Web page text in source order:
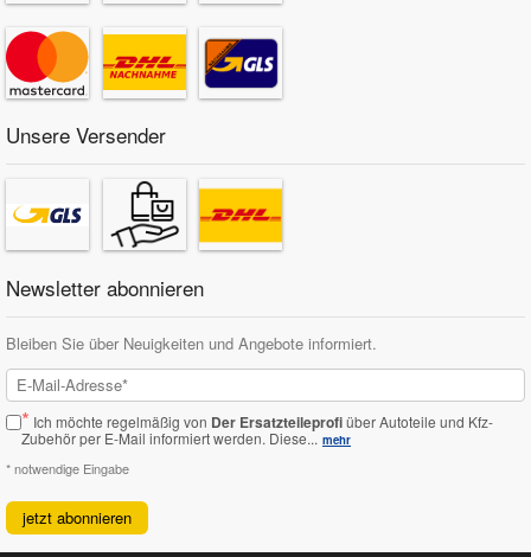
Unsere Versender
Newsletter abonnieren
Bleiben Sie über Neuigkeiten und Angebote informiert.
* Ich möchte regelmäßig von Der Ersatzteileprofiüber Autoteile und Kfz-
Zubehör per E-Mail informiert werden. Diese... mehr
* notwendige Eingabe
jetzt abonnieren